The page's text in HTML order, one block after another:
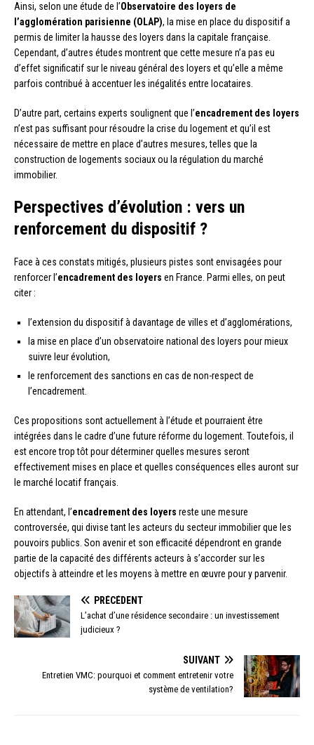
Ainsi, selon une étude de l’Observatoire des loyers de
l’agglomération parisienne (OLAP), la mise en place du dispositif a
permis de limiter la hausse des loyers dans la capitale française.
Cependant, d’autres études montrent que cette mesure n’a pas eu
d’effet significatif sur le niveau général des loyers et qu’elle a même
parfois contribué à accentuer les inégalités entre locataires.
D’autre part, certains experts soulignent que l’encadrement des loyers
n’est pas suffisant pour résoudre la crise du logement et qu’il est
nécessaire de mettre en place d’autres mesures, telles que la
construction de logements sociaux ou la régulation du marché
immobilier.
Perspectives d’évolution : vers un
renforcement du dispositif ?
Face à ces constats mitigés, plusieurs pistes sont envisagées pour
renforcer l’encadrement des loyers en France. Parmi elles, on peut
citer :
l’extension du dispositif à davantage de villes et d’agglomérations,
la mise en place d’un observatoire national des loyers pour mieux
suivre leur évolution,
le renforcement des sanctions en cas de non-respect de
l’encadrement.
Ces propositions sont actuellement à l’étude et pourraient être
intégrées dans le cadre d’une future réforme du logement. Toutefois, il
est encore trop tôt pour déterminer quelles mesures seront
effectivement mises en place et quelles conséquences elles auront sur
le marché locatif français.
En attendant, l’encadrement des loyers reste une mesure
controversée, qui divise tant les acteurs du secteur immobilier que les
pouvoirs publics. Son avenir et son efficacité dépendront en grande
partie de la capacité des différents acteurs à s’accorder sur les
objectifs à atteindre et les moyens à mettre en œuvre pour y parvenir.
PRÉCÉDENT
L’achat d’une résidence secondaire : un investissement
judicieux ?
SUIVANT
Entretien VMC: pourquoi et comment entretenir votre
système de ventilation?